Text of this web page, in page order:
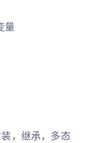
量
，继承，多态